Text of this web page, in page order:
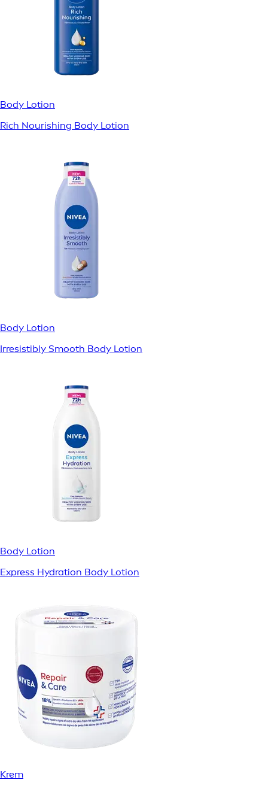
Body Lotion
Rich Nourishing Body Lotion
Body Lotion
Irresistibly Smooth Body Lotion
Body Lotion
Express Hydration Body Lotion
Krem